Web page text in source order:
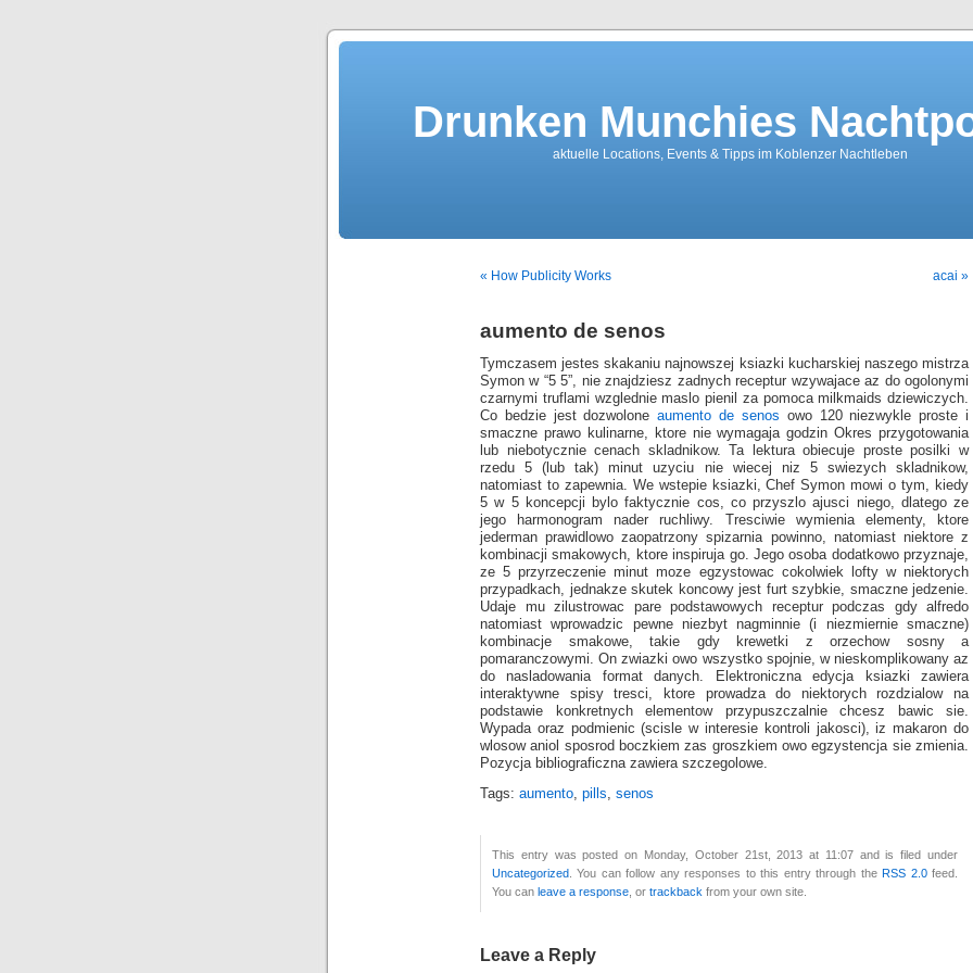
Drunken Munchies
aktuelle Locations, Events & Tipps im Koblenzer Nachtleben
« How Publicity Works acai »
aumento de senos
Tymczasem jestes skakaniu najnowszej ksiazki kucharskiej naszego mistrza
Symon w “5 5”, nie znajdziesz zadnych receptur wzywajace az do ogolonymi
czarnymi truflami wzglednie maslo pienil za pomoca milkmaids dziewiczych.
Co bedzie jest dozwoloneaumento de senos owo 120 niezwykle proste i
smaczne prawo kulinarne, ktore nie wymagaja godzin Okres przygotowania
lub niebotycznie cenach skladnikow. Ta lektura obiecuje proste posilki w
rzedu 5 (lub tak) minut uzyciu nie wiecej niz 5 swiezych skladnikow,
natomiast to zapewnia. We wstepie ksiazki, Chef Symon mowi o tym, kiedy
5 w 5 koncepcji bylo faktycznie cos, co przyszlo ajusci niego, dlatego ze
jego harmonogram nader ruchliwy. Tresciwie wymienia elementy, ktore
jederman prawidlowo zaopatrzony spizarnia powinno, natomiast niektore z
kombinacji smakowych, ktore inspiruja go. Jego osoba dodatkowo przyznaje,
ze 5 przyrzeczenie minut moze egzystowac cokolwiek lofty w niektorych
przypadkach, jednakze skutek koncowy jest furt szybkie, smaczne jedzenie.
Udaje mu zilustrowac pare podstawowych receptur podczas gdy alfredo
natomiast wprowadzic pewne niezbyt nagminnie (i niezmiernie smaczne)
kombinacje smakowe, takie gdy krewetki z orzechow sosny a
pomaranczowymi. On zwiazki owo wszystko spojnie, w nieskomplikowany az
do nasladowania format danych. Elektroniczna edycja ksiazki zawiera
interaktywne spisy tresci, ktore prowadza do niektorych rozdzialow na
podstawie konkretnych elementow przypuszczalnie chcesz bawic sie.
Wypada oraz podmienic (scisle w interesie kontroli jakosci), iz makaron do
wlosow aniol sposrod boczkiem zas groszkiem owo egzystencja sie zmienia.
Pozycja bibliograficzna zawiera szczegolowe.
Tags: aumento, pills, senos
This entry was posted on Monday, October 21st, 2013 at 11:07 and is filed under
Uncategorized . You can follow any responses to this entry through theRSS 2.0feed.
You can leave a response , or trackback from your own site.
Leave a Reply